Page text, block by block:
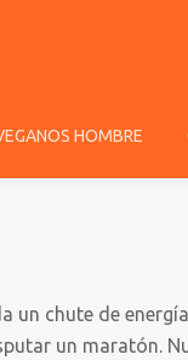
HOMBRE
un chute de
un maratón.